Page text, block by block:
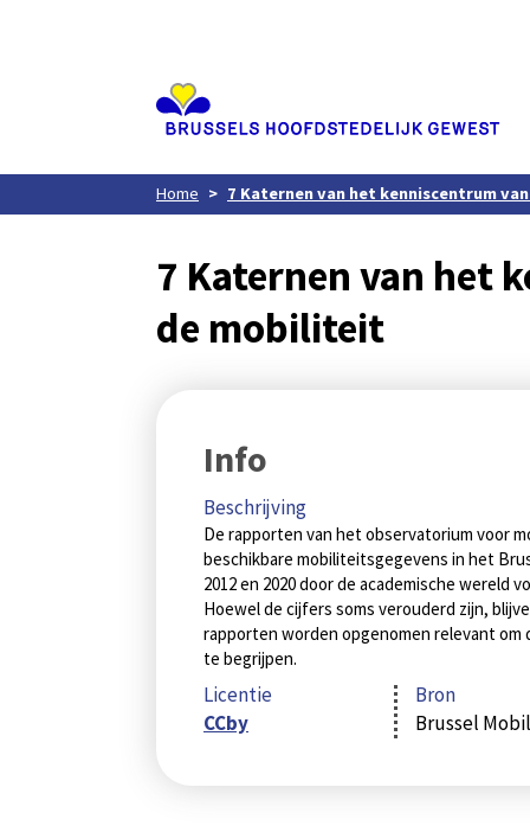
Home 7 Katernen van het kenniscentrum
7 Katernen van het
de mobiliteit
Info
Beschrijving
De rapporten van het observatorium voor
beschikbare mobiliteitsgegevens in het
2012 en 2020 door de academische wereld
Hoewel de cijfers soms verouderd zijn,
rapporten worden opgenomen relevant
te begrijpen.
Licentie
CCby
Bron
Brussel